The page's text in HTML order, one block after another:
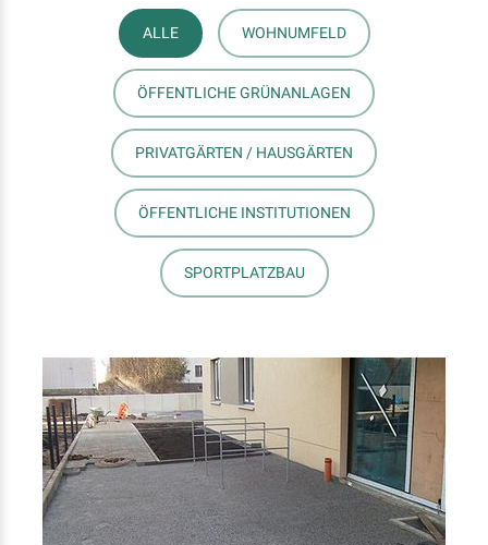
ALLE WOHNUMFELD
ÖFFENTLICHE GRÜNANLAGEN
PRIVATGÄRTEN / HAUSGÄRTEN
ÖFFENTLICHE INSTITUTIONEN
SPORTPLATZBAU